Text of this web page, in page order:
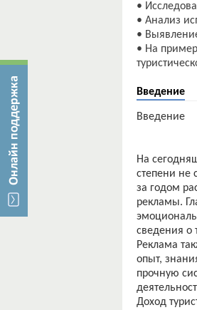
•
• Анализ
•
• На
Введение
Введение
На
степени не
за годом
рекламы.
сведения о
Реклама
опыт,
прочную
Доход